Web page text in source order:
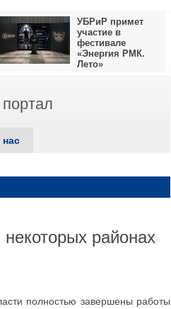
УБРиР примет
участие в
фестивале
«Энергия РМК.
Лето»
районах
полностью завершены работы